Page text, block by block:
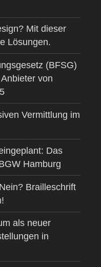
Mit dieser
Lösungen.
(BFSG)
von
Vermittlung im
Das
Hamburg
Brailleschrift
als neuer
in